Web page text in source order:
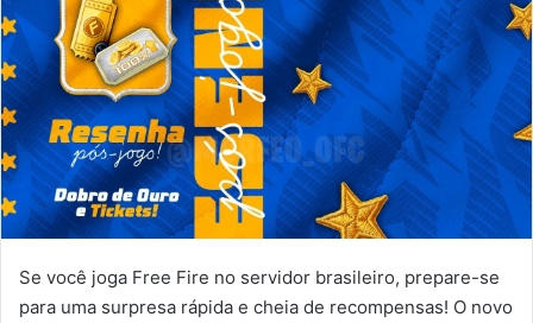
Se você joga Free Fire no servidor brasileiro, prepare-se
para uma surpresa rápida e cheia de recompensas! O novo